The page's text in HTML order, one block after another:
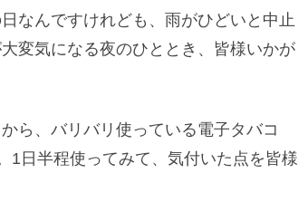
なんですけれども、雨がひどいと中止
変気になる夜のひととき、皆様いかが
ら、バリバリ使っている電子タバコ
1日半程使ってみて、気付いた点を皆様